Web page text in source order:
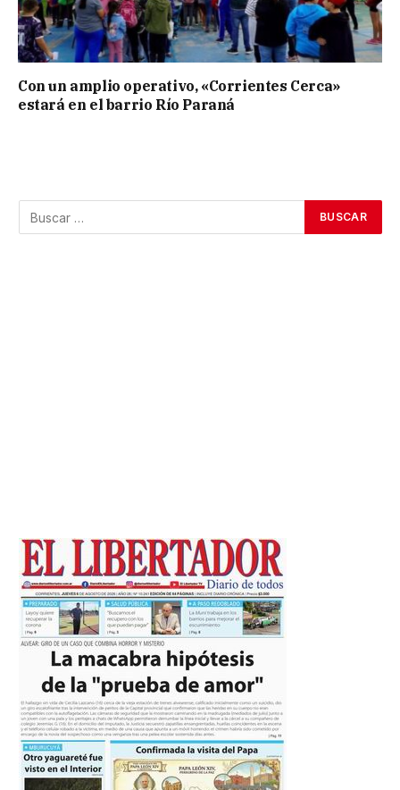
Con un amplio operativo, «Corrientes Cerca»
estará en el barrio Río Paraná